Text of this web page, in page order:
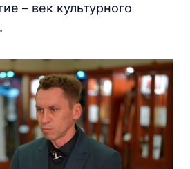
– век культурного